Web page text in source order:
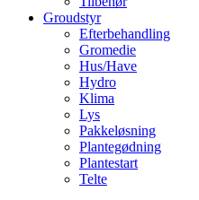
Groudstyr
Efterbehandling
Gromedie
Hus/Have
Hydro
Klima
Lys
Pakkeløsning
Plantegødning
Plantestart
Telte